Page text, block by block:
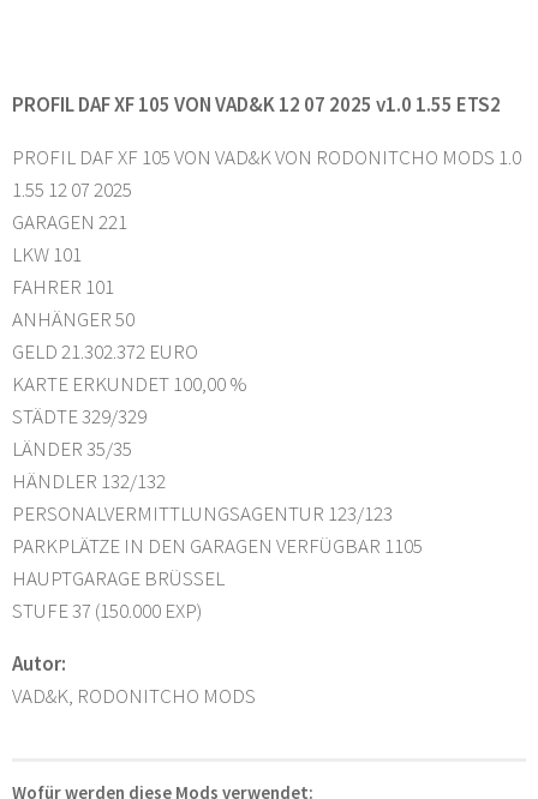
PROFIL DAF XF 105 VON VAD&K 12 07 2025 v1.0 1.55 ETS2
PROFIL DAF XF 105 VON VAD&K VON RODONITCHO MODS 1.0
1.55 12 07 2025
GARAGEN 221
LKW 101
FAHRER 101
ANHÄNGER 50
GELD 21.302.372 EURO
KARTE ERKUNDET 100,00 %
STÄDTE 329/329
LÄNDER 35/35
HÄNDLER 132/132
PERSONALVERMITTLUNGSAGENTUR 123/123
PARKPLÄTZE IN DEN GARAGEN VERFÜGBAR 1105
HAUPTGARAGE BRÜSSEL
STUFE 37 (150.000 EXP)
Autor:
VAD&K, RODONITCHO MODS
Wofür werden diese Mods verwendet: